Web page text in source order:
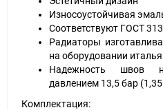
Износоустойчивая
Соответствуют ГОСТ
Радиаторы
на оборудовании
Надежность швов
давлением 13,5 бар
Комплектация: